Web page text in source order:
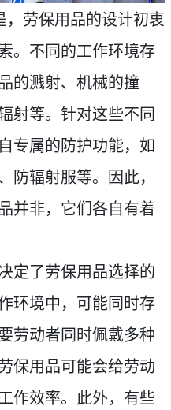
劳保用品的设计初衷
。不同的工作环境存
的溅射、机械的撞
射等。针对这些不同
专属的防护功能，如
防辐射服等。因此，
并非，它们各自有着
定了劳保用品选择的
环境中，可能同时存
劳动者同时佩戴多种
保用品可能会给劳动
作效率。此外，有些